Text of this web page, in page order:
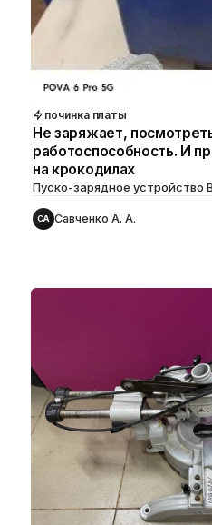
починка платы
Не заряжает,
работоспособность. И
на крокодилах
Пуско-зарядное устройство
СА Савченко А. А.